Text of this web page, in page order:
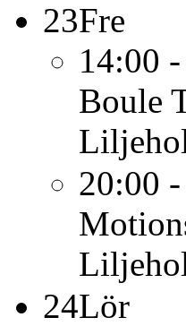
23Fre
14:00
Boule
20:00
24Lör